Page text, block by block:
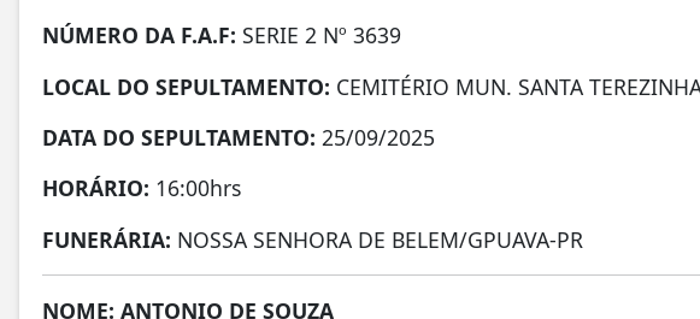
NÚMERO DA F.A.F: SERIE 2 Nº 3639
LOCAL DO SEPULTAMENTO: CEMITÉRIO MUN. SANTA
DATA DO SEPULTAMENTO: 25/09/2025
HORÁRIO: 16:00hrs
FUNERÁRIA: NOSSA SENHORA DE BELEM/GPUAVA-PR
NOME: ANTONIO DE SOUZA